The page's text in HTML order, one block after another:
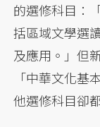
的選修科目：
括區域文學選
及應用。」但
「中華文化
他選修科目卻